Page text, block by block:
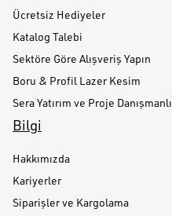
Ücretsiz Hediyeler
Katalog Talebi
Sektöre Göre Alışveriş Yapın
Boru & Profil Lazer Kesim
Sera Yatırım ve Proje
Bilgi
Hakkımızda
Kariyerler
Siparişler ve Kargolama